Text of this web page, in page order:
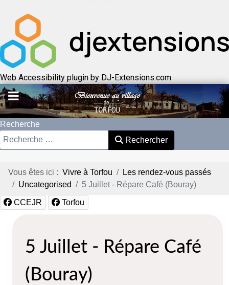
Web Accessibility plugin by DJ-Extensions.com
Recherche
Rechercher
Vous êtes ici : Vivre à Torfou
Les rendez-vous passés
Uncategorised
5 Juillet - Répare Café (Bouray)
CCEJR Torfou
5 Juillet - Répare Café
(Bouray)